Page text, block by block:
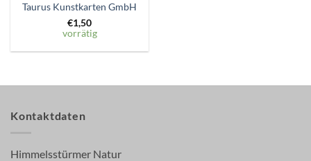
Taurus Kunstkarten GmbH
€1,50
vorrätig
Kontaktdaten
Himmelsstürmer Natur